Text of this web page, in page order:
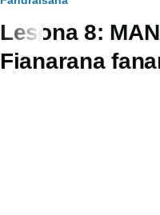
Breadcrumb
Lesona 8:
Fianarana